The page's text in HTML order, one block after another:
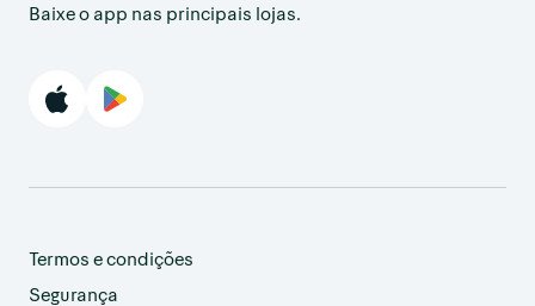
Baixe o app nas principais lojas.
Termos e condições
Segurança